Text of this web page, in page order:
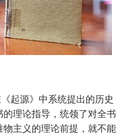
起源》中系统提出的历史
理论指导，统领了对全书
主义的理论前提，就不能